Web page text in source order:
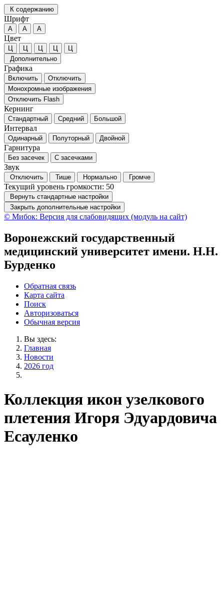
К содержанию
Шрифт
А А А
Цвет
Ц Ц Ц Ц
Ц
Дополнительно
Графика
Включить
Отключить
Монохромные изображения
Отключить Flash
Кернинг
Стандартный Средний Большой
Интервал
Одинарный Полуторный Двойной
Гарнитура
Без засечек С засечками
Звук
Отключить Тише Нормально Громче
Текущий уровень громкости: 50
Вернуть стандартные настройки
Закрыть дополнительные настройки
© Мибок: Версия для слабовидящих (модуль на сайт)
Воронежский государственный
медицинский университет имени. Н.Н.
Бурденко
Обратная связь
Карта сайта
Поиск
Авторизоваться
Обычная версия
Вы здесь:
Главная
Новости
2026 год
Коллекция икон узелкового
плетения Игоря Эдуардовича
Есауленко